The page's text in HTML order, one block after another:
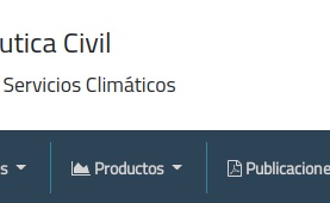
Productos